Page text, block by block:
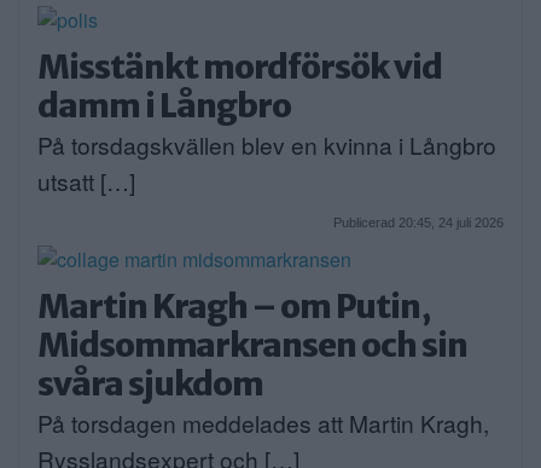
Misstänkt mordförsök vid
damm i Långbro
På torsdagskvällen blev en kvinna i Långbro
utsatt […]
Publicerad 20:45, 24 juli 2026
Martin Kragh – om Putin,
Midsommarkransen och sin
svåra sjukdom
På torsdagen meddelades att Martin Kragh,
Rysslandsexpert och […]